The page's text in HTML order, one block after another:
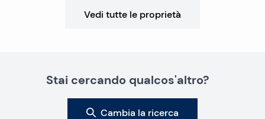
Vedi tutte le proprietà
Stai cercando qualcos'altro?
Cambia la ricerca